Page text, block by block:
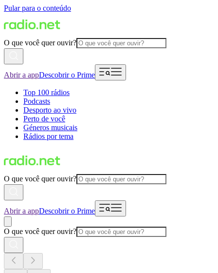
Pular para o conteúdo
O que você quer ouvir?
Abrir a appDescobrir o Prime
Top 100 rádios
Podcasts
Desporto ao vivo
Perto de você
Géneros musicais
Rádios por tema
O que você quer ouvir?
Abrir a appDescobrir o Prime
O que você quer ouvir?